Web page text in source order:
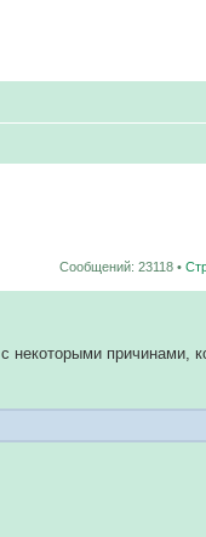
Сообщений: 23118 •
причинами,